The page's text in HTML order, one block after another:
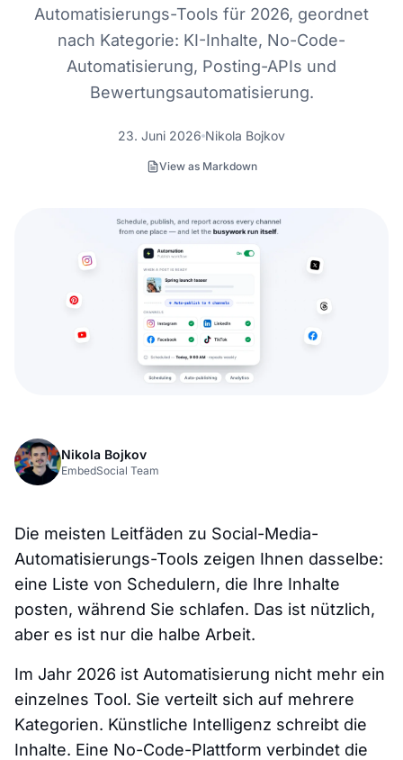
Automatisierungs-Tools für 2026, geordnet
nach Kategorie: KI-Inhalte, No-Code-
Automatisierung, Posting-APIs und
Bewertungsautomatisierung.
23. Juni 2026 Nikola Bojkov
View as Markdown
Nikola Bojkov
EmbedSocial Team
Die meisten Leitfäden zu Social-Media-
Automatisierungs-Tools zeigen Ihnen dasselbe:
eine Liste von Schedulern, die Ihre Inhalte
posten, während Sie schlafen. Das ist nützlich,
aber es ist nur die halbe Arbeit.
Im Jahr 2026 ist Automatisierung nicht mehr ein
einzelnes Tool. Sie verteilt sich auf mehrere
Kategorien. Künstliche Intelligenz schreibt die
Inhalte. Eine No-Code-Plattform verbindet die